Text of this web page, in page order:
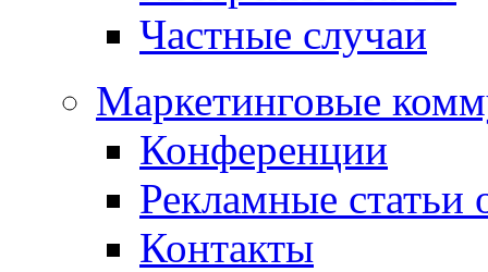
Частные случаи
Маркетинговые
Конференции
Рекламные статьи
Контакты